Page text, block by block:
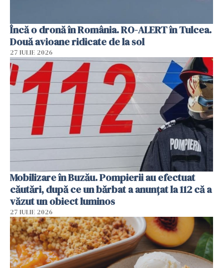
Încă o dronă în România. RO-ALERT în Tulcea.
Două avioane ridicate de la sol
27 IULIE 2026
Mobilizare în Buzău. Pompierii au efectuat
căutări, după ce un bărbat a anunțat la 112 că a
văzut un obiect luminos
27 IULIE 2026